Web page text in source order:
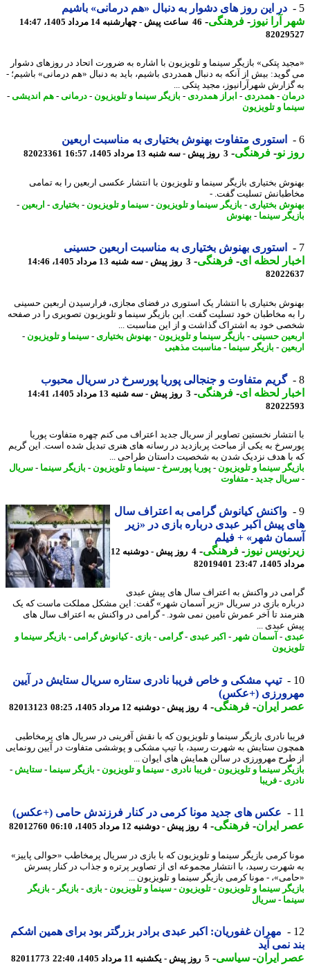
در این روز های دشوار به دنبال «هم درمانی» باشیم
آرا نیوز-فرهنگی-46 ساعت پیش - چهارشنبه 14 مرداد 1405، 14:47
پتکی» بازیگر سینما و تلویزیون با اشاره به ضرورت اتحاد در روزهای دشوار
بیش از آنکه به دنبال همدردی باشیم، باید به دنبال «هم درمانی» باشیم؛ -
شهرآرانیوز، مجید پتکی ...
-همدردی-ابراز همدردی-بازیگر سینما و تلویزیون -درمانی-هم اندیشی-
و تلویزیون
استوری متفاوت بهنوش بختیاری به مناسبت اربعین
نو- فرهنگی-3 روز پیش - سه شنبه 13 مرداد 1405، 16:57 82023361
بختیاری بازیگر سینما و تلویزیون با انتشار عکسی اربعین را به تمامی
تسلیت گفت.⁩ -
بختیاری- بازیگر سینما و تلویزیون -سینما و تلویزیون -بختیاری- اربعین -
سینما-بهنوش
استوری بهنوش بختیاری به مناسبت اربعین حسینی
لحظه ای- فرهنگی-3 روز پیش - سه شنبه 13 مرداد 1405، 14:46
بختیاری با انتشار یک استوری در فضای مجازی، فرارسیدن اربعین حسینی
مخاطبان خود تسلیت گفت. این بازیگر سینما و تلویزیون تصویری را در صفحه
خود به اشتراک گذاشت و از این مناسبت ...
حسینی-بازیگر سینما و تلویزیون -بهنوش بختیاری- سینما و تلویزیون -
-بازیگر سینما-مناسبت مذهبی
گریم متفاوت و جنجالی پوریا پورسرخ در سریال محبوب
لحظه ای- فرهنگی-3 روز پیش - سه شنبه 13 مرداد 1405، 14:41
نخستین تصاویر از سریال جدید اعتراف می کنم چهره متفاوت پوریا
به یکی از مباحث پربازدید در رسانه های هنری تبدیل شده است. این گریم
هدف نزدیک شدن به شخصیت داستان طراحی ...
سینما و تلویزیون -پوریا پورسرخ-سینما و تلویزیون -بازیگر سینما-سریال
جدید-متفاوت
واکنش کیانوش گرامی به اعتراف سال
پیش اکبر عبدی درباره بازی در «زیر
شهر» + فیلم
نیوز-فرهنگی-
4 روز پیش - دوشنبه 12
23:47
82019401
در واکنش به اعتراف سال های پیش عبدی
بازی در سریال «زیر آسمان شهر» گفت: این مشکل مملکت ماست که یک
تا آخر عمرش تامین نمی شود. - گرامی در واکنش به اعتراف سال های
عبدی ...
-آسمان شهر -اکبر عبدی-گرامی -بازی - کیانوش گرامی -بازیگر سینما و
تیپ مشکی و خاص فریبا نادری ستاره سریال ستایش در آیین
(+عکس)
ایران- فرهنگی-4 روز پیش - دوشنبه 12 مرداد 1405، 08:25 82013123
نادری بازیگر سینما و تلویزیون که با نقش آفرینی در سریال های پرمخاطبی
ستایش به شهرت رسید، با تیپ مشکی و پوششی متفاوت در آیین رونمایی
مهرورزی در سالن همایش های ایوان ...
سینما و تلویزیون -فریبا نادری- سینما و تلویزیون -بازیگر سینما-ستایش-
- فریبا
عکس های جدید مونا کرمی در کنار فرزندش حامی (+عکس)
ایران- فرهنگی-4 روز پیش - دوشنبه 12 مرداد 1405، 06:10 82012760
کرمی بازیگر سینما و تلویزیون که با بازی در سریال پرمخاطب «حوالی پاییز»
رسید، با انتشار مجموعه ای از تصاویر پرتره و جذاب در کنار پسرش
- مونا کرمی بازیگر سینما و تلویزیون ...
سینما و تلویزیون -تلویزیون -سینما و تلویزیون -بازی - بازیگر-بازیگر
-سریال
مهران غفوریان: اکبر عبدی برادر بزرگتر بود برای همین اشکم
نمی آید
ایران- سیاسی-5 روز پیش - یکشنبه 11 مرداد 1405، 22:40 82011773